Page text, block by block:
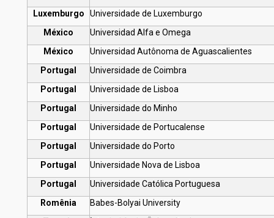
Luxemburgo
Universidade de Luxemburgo
México
Universidad Alfa e Omega
México
Universidad Autônoma de Aguascalientes
Portugal
Universidade de Coimbra
Portugal
Universidade de Lisboa
Portugal
Universidade do Minho
Portugal
Universidade de Portucalense
Portugal
Universidade do Porto
Portugal
Universidade Nova de Lisboa
Portugal
Universidade Católica Portuguesa
Romênia
Babes-Bolyai University